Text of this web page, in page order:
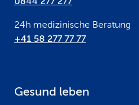
24h medizinische Beratung
+41 58 277 77 77
Gesund leben